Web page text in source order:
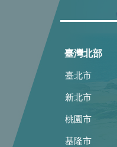
臺灣北部
臺北市
新北市
桃園市
基隆市